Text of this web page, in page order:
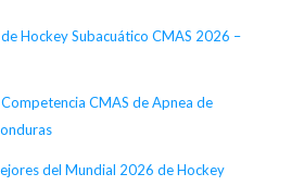
Hockey Subacuático CMAS 2026 –
CMAS de Apnea de
del Mundial 2026 de Hockey